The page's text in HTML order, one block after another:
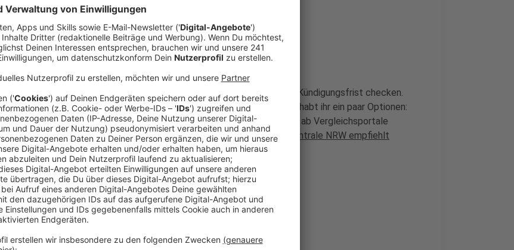
Schritt eins: Vorbereitung
Anzeige
Wichtig zu Beginn: Die letzte Rechnung mit Jahresverbrauch und Kündigungsfrist checken.
Läuft euer Vertrag noch lange, ist hier schon Schluss! Ansonsten habt ihr ein paar Optionen:
Entweder - bei eurem Anbieter nach anderen Tarifen fragen. Oder ab Vergleichsportale
bemühen, einen günstigen Stromtarif zu finden.Die Verbaucherzentrale NRW empfiehlt
Verivox oder Check24.
Anzeige
Schritt zwei: Strompreise vergleichen